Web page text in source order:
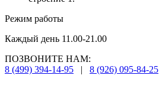
Режим работы
Каждый день 11.00-21.00
ПОЗВОНИТЕ НАМ:
8 (499) 394-14-95
| 8 (926) 095-84-25